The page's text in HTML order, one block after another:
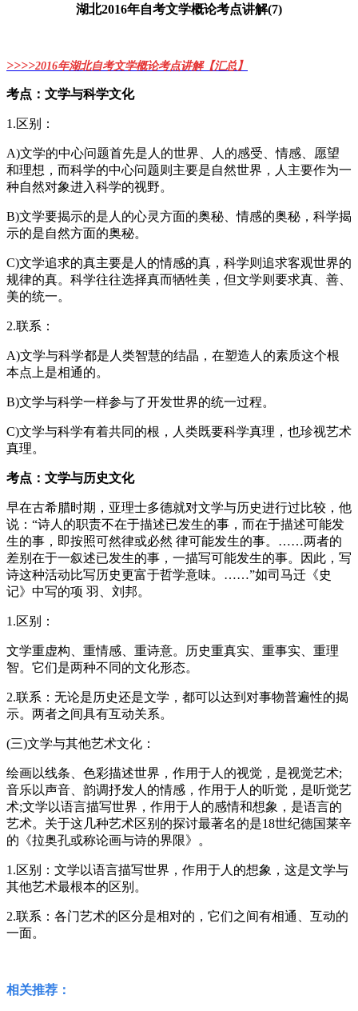
湖北2016年自考文学概论考点讲解(7)
>>>>2016年湖北自考文学概论考点讲解【汇总】
考点：文学与科学文化
1.区别：
A)文学的中心问题首先是人的世界、人的感受、情感、愿望
和理想，而科学的中心问题则主要是自然世界，人主要作为一
种自然对象进入科学的视野。
B)文学要揭示的是人的心灵方面的奥秘、情感的奥秘，科学揭
示的是自然方面的奥秘。
C)文学追求的真主要是人的情感的真，科学则追求客观世界的
规律的真。科学往往选择真而牺牲美，但文学则要求真、善、
美的统一。
2.联系：
A)文学与科学都是人类智慧的结晶，在塑造人的素质这个根
本点上是相通的。
B)文学与科学一样参与了开发世界的统一过程。
C)文学与科学有着共同的根，人类既要科学真理，也珍视艺术
真理。
考点：文学与历史文化
早在古希腊时期，亚理士多德就对文学与历史进行过比较，他
说：“诗人的职责不在于描述已发生的事，而在于描述可能发
生的事，即按照可然律或必然 律可能发生的事。……两者的
差别在于一叙述已发生的事，一描写可能发生的事。因此，写
诗这种活动比写历史更富于哲学意味。……”如司马迁《史
记》中写的项 羽、刘邦。
1.区别：
文学重虚构、重情感、重诗意。历史重真实、重事实、重理
智。它们是两种不同的文化形态。
2.联系：无论是历史还是文学，都可以达到对事物普遍性的揭
示。两者之间具有互动关系。
(三)文学与其他艺术文化：
绘画以线条、色彩描述世界，作用于人的视觉，是视觉艺术;
音乐以声音、韵调抒发人的情感，作用于人的听觉，是听觉艺
术;文学以语言描写世界，作用于人的感情和想象，是语言的
艺术。关于这几种艺术区别的探讨最著名的是18世纪德国莱辛
的《拉奥孔或称论画与诗的界限》。
1.区别：文学以语言描写世界，作用于人的想象，这是文学与
其他艺术最根本的区别。
2.联系：各门艺术的区分是相对的，它们之间有相通、互动的
一面。
相关推荐：